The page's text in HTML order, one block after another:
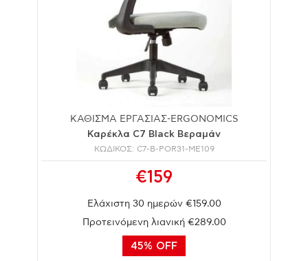
ΚΑΘΙΣΜΑ ΕΡΓΑΣΙΑΣ-ERGONOMICS
Καρέκλα C7 Black Βεραμάν
ΚΩΔΙΚΟΣ: C7-B-POR31-ME109
€159
Ελάχιστη 30 ημερών €159.00
Προτεινόμενη λιανική €289.00
45% OFF